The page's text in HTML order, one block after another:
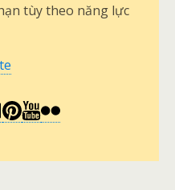
tùy theo năng lực